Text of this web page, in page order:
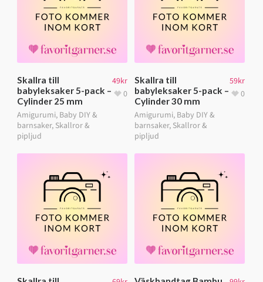
Skallra till
babyleksaker 5-pack –
Cylinder 25 mm
Amigurumi, Baby DIY &
barnsaker, Skallror &
pipljud
49kr
0
Skallra till
babyleksaker 5-pack –
Cylinder 30 mm
Amigurumi, Baby DIY &
barnsaker, Skallror &
pipljud
59kr
0